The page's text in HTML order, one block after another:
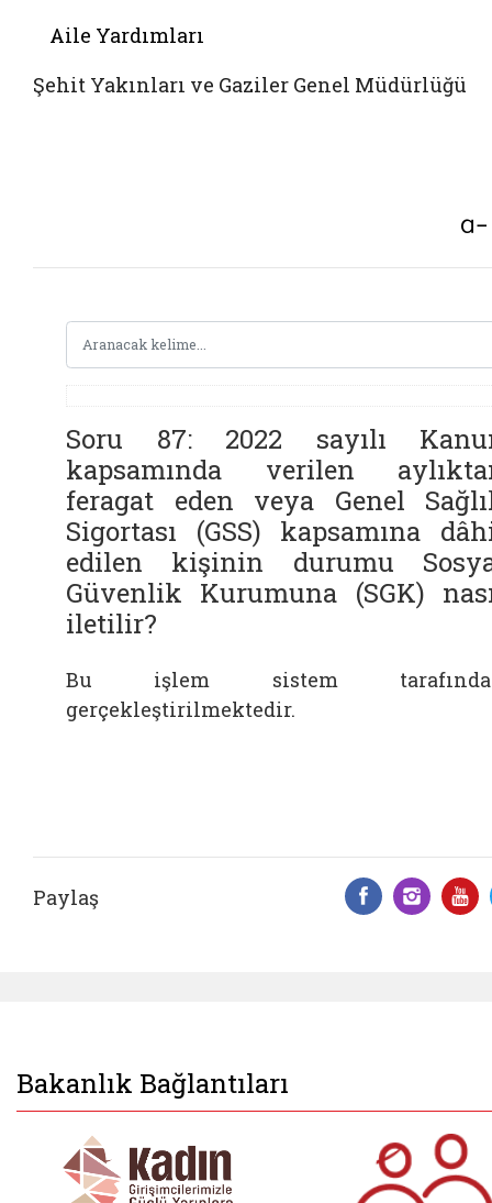
Aile Yardımları
Şehit Yakınları ve Gaziler Genel Müdürlüğü
Soru 87: 2022 sayılı
kapsamında verilen
feragat eden veya Genel
Sigortası (GSS) kapsamına
edilen kişinin durumu
Güvenlik Kurumuna (SGK)
iletilir?
Bu işlem sistem
gerçekleştirilmektedir.
Paylaş
Bakanlık Bağlantıları